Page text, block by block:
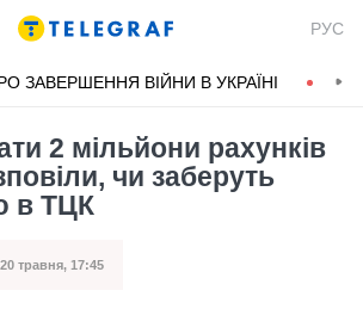
РУС
ЗАВЕРШЕННЯ ВІЙНИ В УКРАЇНІ
2 мільйони рахунків
чи заберуть
в ТЦК
20 травня, 17:45